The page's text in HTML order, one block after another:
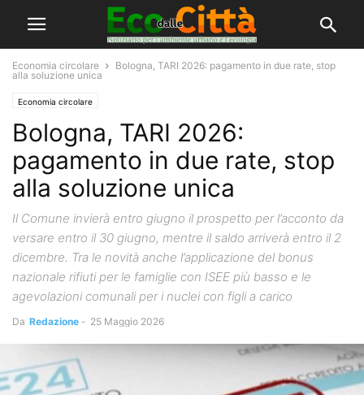
Economia circolare
Bologna, TARI 2026: pagamento in due rate, stop
alla soluzione unica
Economia circolare
Bologna, TARI 2026:
pagamento in due rate, stop
alla soluzione unica
Il Comune invierà entro giugno il prospetto per l’acconto da
versare entro il 30 giugno, mentre il saldo arriverà entro il 2
dicembre. Tra le novità anche l’applicazione del bonus
nazionale rifiuti per le famiglie con ISEE più basso e le
agevolazioni comunali per i nuclei con figli a carico
Da Redazione - 25 Maggio 2026